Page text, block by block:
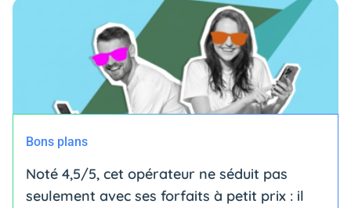
Bons plans
Noté 4,5/5, cet opérateur ne séduit pas
seulement avec ses forfaits à petit prix : il